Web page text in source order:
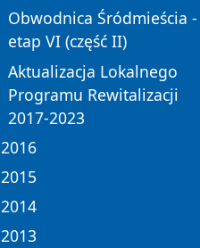
Obwodnica Śródmieścia -
etap VI (część II)
Aktualizacja Lokalnego
Programu Rewitalizacji
2017-2023
2016
2015
2014
2013